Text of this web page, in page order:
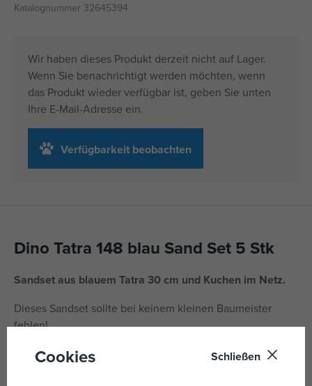
Katalognummer 32645394
Wir haben dieses Produkt derzeit nicht auf Lager.
Wenn Sie benachrichtigt werden möchten, wenn
das Produkt wieder verfügbar ist, geben Sie unten
Ihre E-Mail-Adresse ein.
Verfügbarkeit beobachten
Dino Tatra 148 blau Sand Set 5 Stk
Sandset aus blauem Tatra 30 cm und Kuchen im Netz.
Dieses Sandset sollte bei keinem kleinen Baumeister
fehlen!
Das Set beinhaltet ein 30 Zentimeter großes Modell eines
Cookies Schließen